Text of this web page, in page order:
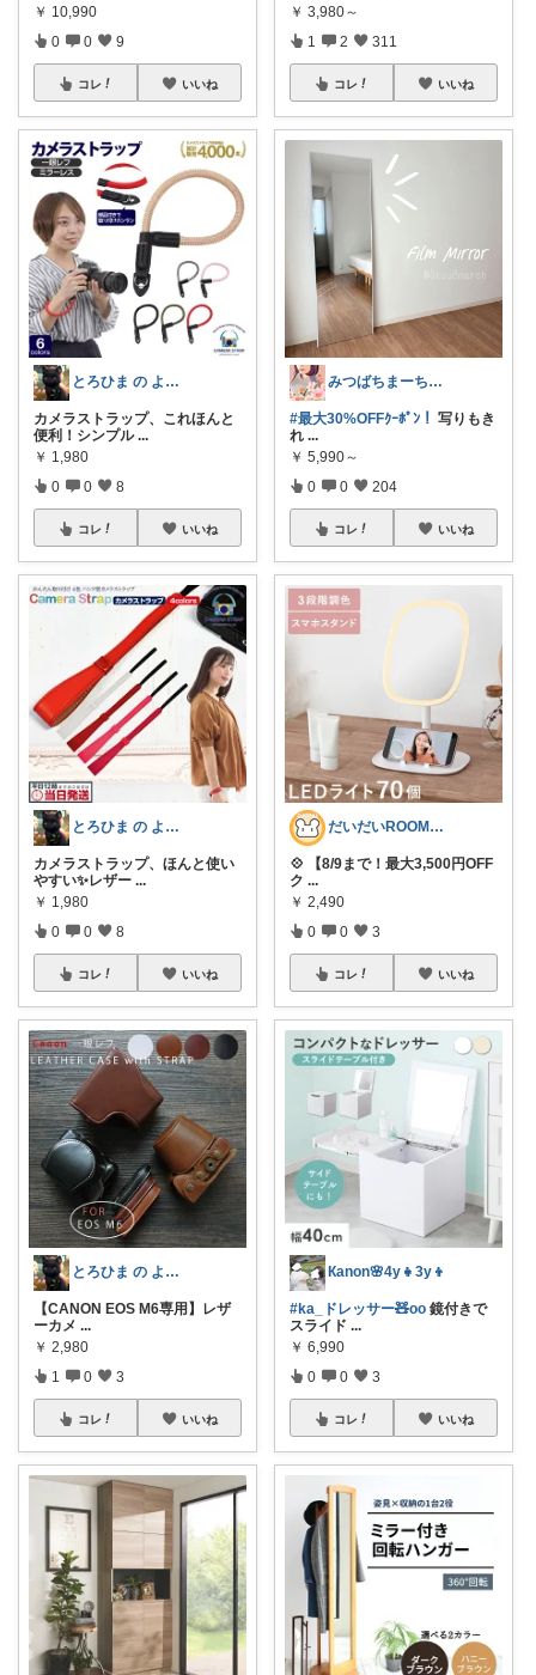
￥ 10,990
0 0 9
コレ いいね
とろひま の よろず屋～お得な商品たち～
カメラストラップ、これほんと
便利！シンプル ...
￥ 1,980
0 0 8
コレ いいね
とろひま の よろず屋～お得な商品たち～
カメラストラップ、ほんと使い
やすい✨レザー ...
￥ 1,980
0 0 8
コレ いいね
とろひま の よろず屋～お得な商品たち～
【CANON EOS M6専用】レザ
ーカメ ...
￥ 2,980
1 0 3
コレ いいね
￥ 3,980～
1 2 311
コレ いいね
みつばちまーちᵀᴴᴬᴺᴷ ᵞᴼᵁ ◡̈*
#最大30%OFFｸｰﾎﾟﾝ！ 写りもき
れ ...
￥ 5,990～
0 0 204
コレ いいね
だいだいROOM@整う暮らし｜インテリア
💠 【8/9まで！最大3,500円OFF
ク ...
￥ 2,490
0 0 3
コレ いいね
Кanon🌸4y👧3y👦
#ka_ドレッサー🧸oo 鏡付きで
スライド ...
￥ 6,990
0 0 3
コレ いいね